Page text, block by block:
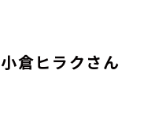
倉ヒラクさん